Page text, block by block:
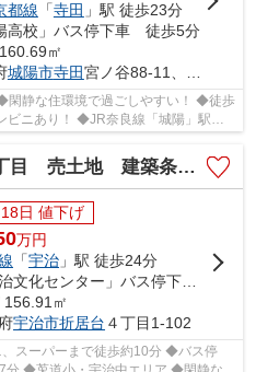
都線 「寺田 」駅 徒歩23分
高校」バス停下車 徒歩5分
㎡
城陽市寺田宮ノ谷88-11、88-12
静な住環境で過ごしやすい！ ◆徒歩
ビニあり！ ◆JR奈良線「城陽」駅ま
売土地 建築条件付き
日 値下げ
万円
「宇治 」駅 徒歩24分
「宇治文化センター」バス停下車 徒歩7分
㎡
宇治市折居台 ４丁目1-102
スーパーまで徒歩約10分 ◆バス停